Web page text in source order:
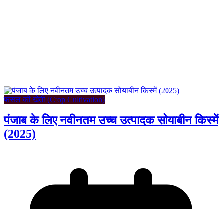
फसल की खेती (Crop Cultivation)
पंजाब के लिए नवीनतम उच्च उत्पादक सोयाबीन किस्में
(2025)